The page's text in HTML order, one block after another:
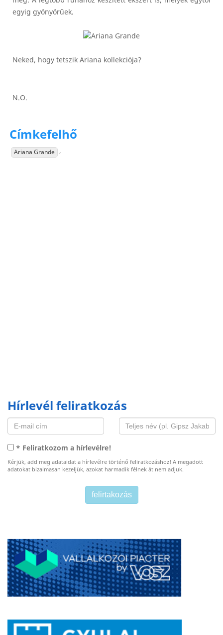
egyig gyönyörűek.
Neked, hogy tetszik Ariana kollekciója?
N.O.
Címkefelhő
Ariana Grande ,
Hírlevél feliratkozás
* Feliratkozom a hírlevélre!
Kérjük, add meg adataidat a hírlevélre történő feliratkozáshoz! A megadott
adatokat bizalmasan kezeljük, azokat harmadik félnek át nem adjuk.